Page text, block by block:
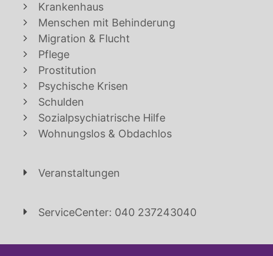
Krankenhaus
Menschen mit Behinderung
Migration & Flucht
Pflege
Prostitution
Psychische Krisen
Schulden
Sozialpsychiatrische Hilfe
Wohnungslos & Obdachlos
Veranstaltungen
ServiceCenter: 040 237243040